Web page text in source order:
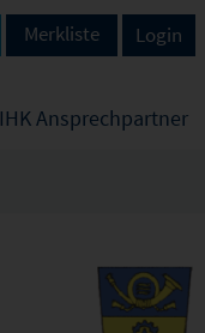
IHK Ansprechpartner
Login
Merkliste